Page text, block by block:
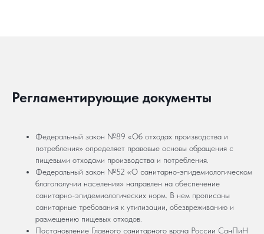
Регламентирующие документы
Федеральный закон №89 «Об отходах производства и
потребления» определяет правовые основы обращения с
пищевыми отходами производства и потребления.
Федеральный закон №52 «О санитарно-эпидемиологическом
благополучии населения» направлен на обеспечение
санитарно-эпидемиологических норм. В нем прописаны
санитарные требования к утилизации, обезвреживанию и
размещению пищевых отходов.
Постановление Главного санитарного врача России СанПиН